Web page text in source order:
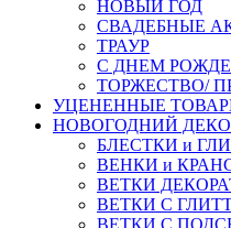
НОВЫЙ ГОД
СВАДЕБНЫЕ
ТРАУР
С ДНЕМ
ТОРЖЕСТВО/
УЦЕНЕННЫЕ
НОВОГОДНИЙ
БЛЕСТКИ и
ВЕНКИ и
ВЕТКИ
ВЕТКИ С
ВЕТКИ С